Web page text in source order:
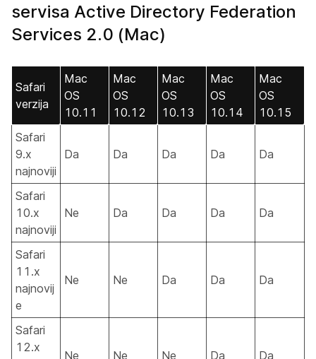
servisa Active Directory Federation
Services 2.0 (Mac)
Safari
verzija
Mac
OS
10.11
Mac
OS
10.12
Mac
OS
10.13
Mac
OS
10.14
Mac
OS
10.15
Safari
9.x
najnoviji
Da Da Da Da Da
Safari
10.x
najnoviji
Ne Da Da Da Da
Safari
11.x
najnovij
e
Ne Ne Da Da Da
Safari
12.x
Ne Ne Ne Da Da